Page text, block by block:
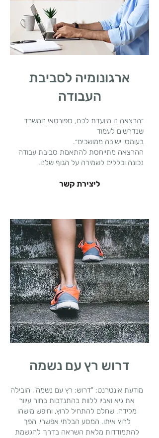
ארגונומיה לסביבת
העבודה
״הרצאה זו מיועדת לכם, ספורטאי המשרד
שנדרשים לעמוד
בעומסי ישיבה ממושכים״.
ההרצאה מתייחסת להתאמת סביבת עבודה
נכונה וכללים לשמירה על הגוף שלנו.
ליצירת קשר
דרוש רץ עם נשמה
מודעת אינטרנט: "דרוש: רץ עם נשמה", הובילה
את גיא ואביו ללוות בהתנדבות בחור עיוור
מלידה, שחלם להתחיל לרוץ, וחיפש מישהו
לרוץ איתו. המסע הבלתי אפשרי, הפך
להתמודדות מלאת השראה בדרך להגשמת